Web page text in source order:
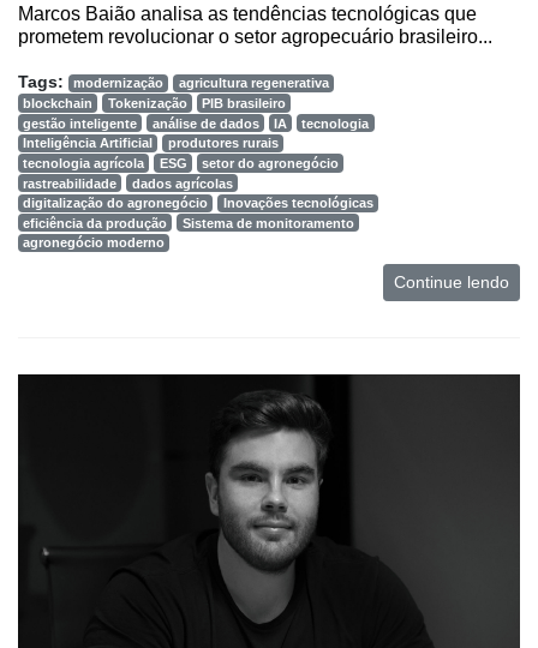
Marcos Baião analisa as tendências tecnológicas que
prometem revolucionar o setor agropecuário brasileiro...
Tags: modernização
agricultura regenerativa
blockchain
Tokenização
PIB brasileiro
gestão inteligente
análise de dados IA
tecnologia
Inteligência Artificial
produtores rurais
tecnologia agrícola
ESG
setor do agronegócio
rastreabilidade
dados agrícolas
digitalização do agronegócio
Inovações tecnológicas
eficiência da produção
Sistema de monitoramento
agronegócio moderno
Continue lendo